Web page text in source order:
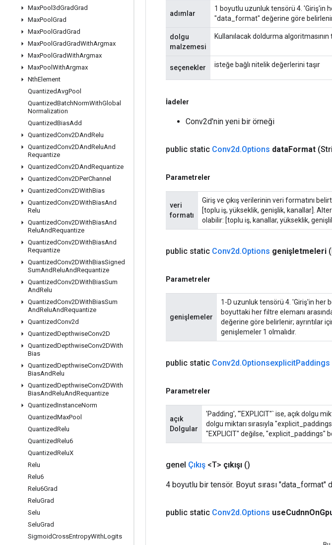
MaxPool3dGradGrad
MaxPool Grad
MaxPool GradGrad
MaxPool GradGradWithArgmax
MaxPool GradWithArgmax
MaxPool WithArgmax
NthElement
QuantizedAvgPool
QuantizedBatchNormWithGlobal
Normalization
QuantizedBiasAdd
QuantizedConv2DAndRelu
QuantizedConv2DAndReluAnd
Requantize
QuantizedConv2DAndRequantize
QuantizedConv2DPerChannel
QuantizedConv2DWithBias
QuantizedConv2DWithBiasAnd
Relu
QuantizedConv2DWithBiasAnd
ReluAndRequantize
QuantizedConv2DWithBiasAnd
Requantize
QuantizedConv2DWithBiasSigned
SumAndReluAndRequantize
QuantizedConv2DWithBiasSum
AndRelu
QuantizedConv2DWithBiasSum
AndReluAndRequantize
QuantizedConv2d
QuantizedDepthwiseConv2D
QuantizedDepthwiseConv2DWith
Bias
QuantizedDepthwiseConv2DWith
BiasAndRelu
QuantizedDepthwiseConv2DWith
BiasAndReluAndRequantize
QuantizedInstanceNorm
QuantizedMaxPool
QuantizedRelu
QuantizedRelu6
QuantizedReluX
Relu
Relu6
Relu6Grad
ReluGrad
Selu
SeluGrad
SigmoidCrossEntropyWithLogits
adımlar
1 boyutlu uzunluk tensörü 4. 'Giriş'in
"data_format" değerine göre belirlenir;
dolgu
malzemesi
Kullanılacak doldurma algoritmasının
seçenekler isteğe bağlı nitelik değerlerini taşır
İadeler
Conv2d'nin yeni bir örneği
public static Conv2d.Options dataFormat
Parametreler
veri
formatı
Giriş ve çıkış verilerinin veri formatını
[toplu iş, yükseklik, genişlik, kanallar].
olabilir: [toplu iş, kanallar, yükseklik,
public static Conv2d.Options genişletmeleri
Parametreler
genişlemeler
1-D uzunluk tensörü 4. 'Giriş'in her
boyuttaki her filtre elemanı
değerine göre belirlenir; ayrıntılar
genişlemeler 1 olmalıdır.
public static Conv2d.OptionsexplicitPaddings
Parametreler
açık
Dolgular
'Padding', '"EXPLICIT"` ise, açık dolgu
dolgu miktarı sırasıyla
"EXPLICIT" değilse, "explicit_paddings"
genel Çıkış <T> çıkışı ()
4 boyutlu bir tensör. Boyut sırası "data_format"
public static Conv2d.Options useCudnnOn